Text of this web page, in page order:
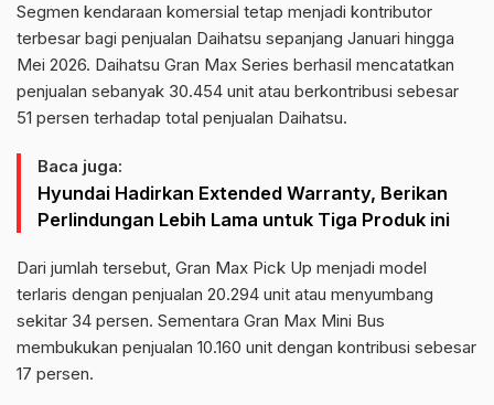
Segmen kendaraan komersial tetap menjadi kontributor
terbesar bagi penjualan Daihatsu sepanjang Januari hingga
Mei 2026. Daihatsu Gran Max Series berhasil mencatatkan
penjualan sebanyak 30.454 unit atau berkontribusi sebesar
51 persen terhadap total penjualan Daihatsu.
Baca juga:
Hyundai Hadirkan Extended Warranty, Berikan
Perlindungan Lebih Lama untuk Tiga Produk ini
Dari jumlah tersebut, Gran Max Pick Up menjadi model
terlaris dengan penjualan 20.294 unit atau menyumbang
sekitar 34 persen. Sementara Gran Max Mini Bus
membukukan penjualan 10.160 unit dengan kontribusi sebesar
17 persen.